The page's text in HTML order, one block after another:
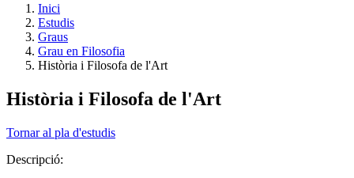
Inici
Estudis
Graus
Grau en Filosofia
Història i Filosofa de l'Art
Història i Filosofa de l'Art
Tornar al pla d'estudis
Descripció: